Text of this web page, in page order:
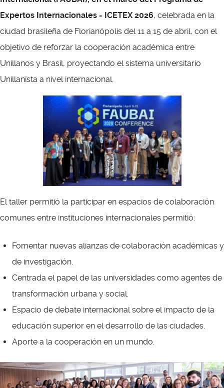
Expertos Internacionales - ICETEX 2026, celebrada en la
ciudad brasileña de Florianópolis del 11 a 15 de abril, con el
objetivo de reforzar la cooperación académica entre
Unillanos y Brasil, proyectando el sistema universitario
Unillanista a nivel internacional.
El taller permitió la participar en espacios de colaboración
comunes entre instituciones internacionales permitió:
Fomentar nuevas alianzas de colaboración académicas y
de investigación.
Centrada el papel de las universidades como agentes de
transformación urbana y social.
Espacio de debate internacional sobre el impacto de la
educación superior en el desarrollo de las ciudades.
Aporte a la cooperación en un mundo.